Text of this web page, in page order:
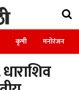
कृषी मनोरंजन